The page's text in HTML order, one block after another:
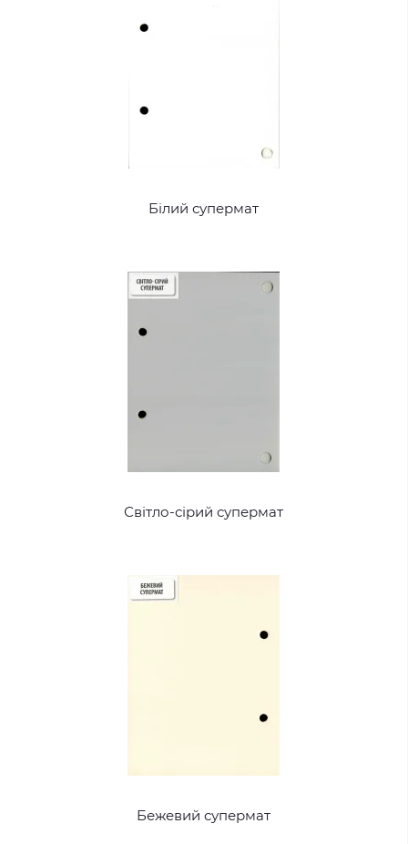
Білий супермат
Світло-сірий супермат
Бежевий супермат